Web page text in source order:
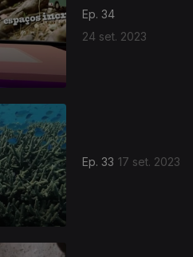
Ep. 34
24 set. 2023
Ep. 33 17 set. 2023